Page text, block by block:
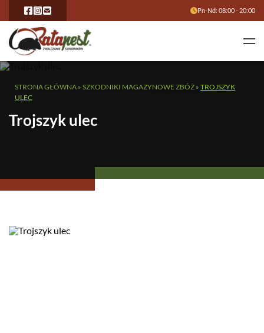
Pn-Nd: 08:00 - 20:00
STRONA GŁÓWNA » SZKODNIKI MAGAZYNOWE ZBÓŻ » TROJSZYK
ULEC
Trojszyk ulec